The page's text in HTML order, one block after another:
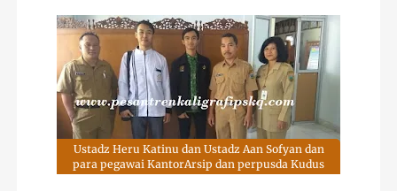
Ustadz Heru Katinu dan Ustadz Aan Sofyan dan
para pegawai KantorArsip dan perpusda Kudus